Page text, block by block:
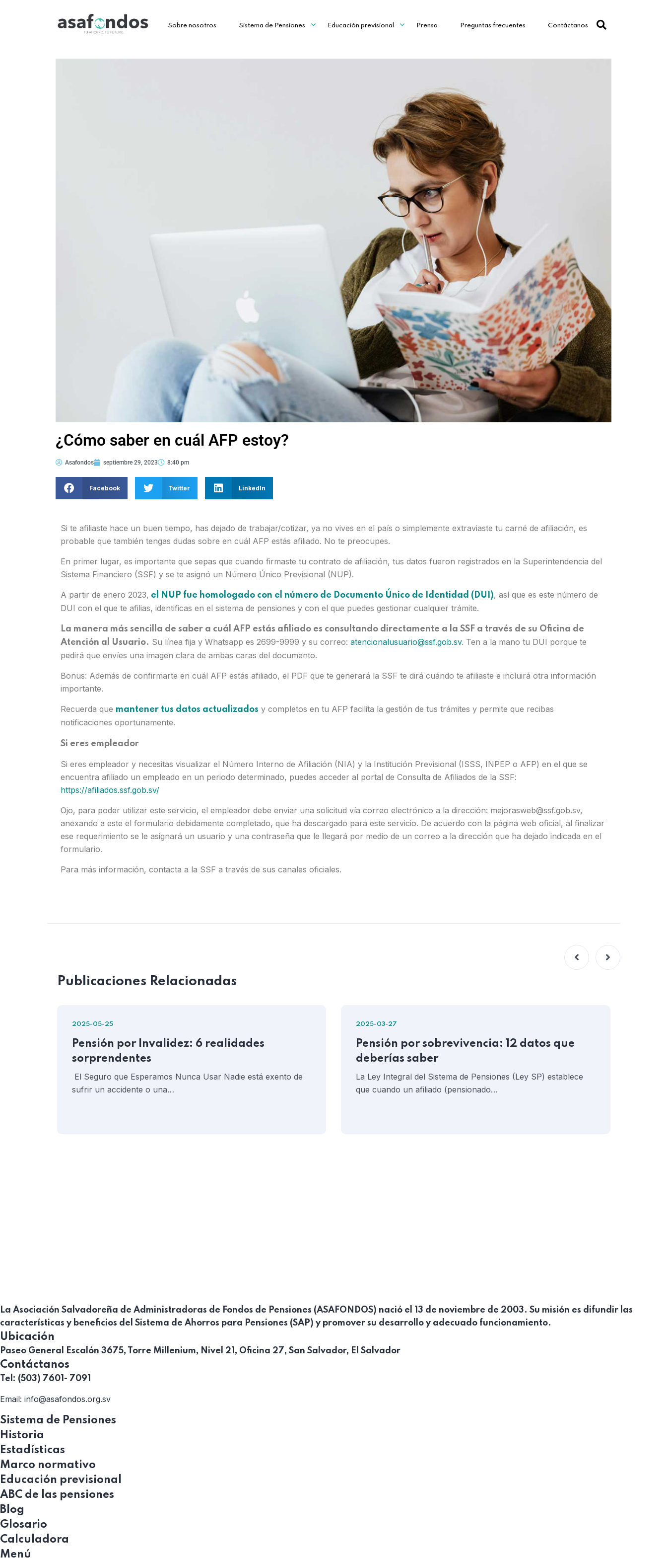
Sobre nosotros Sistema de Pensiones Educación previsional Prensa Preguntas frecuentes Contáctanos
¿Cómo saber en cuál AFP estoy?
Asafondos septiembre 29, 2023 8:40 pm
Facebook Twitter LinkedIn
Si te afiliaste hace un buen tiempo, has dejado de trabajar/cotizar, ya no vives en el país o simplemente extraviaste tu carné de afiliación, es
probable que también tengas dudas sobre en cuál AFP estás afiliado. No te preocupes.
En primer lugar, es importante que sepas que cuando firmaste tu contrato de afiliación, tus datos fueron registrados en la Superintendencia del
Sistema Financiero (SSF) y se te asignó un Número Único Previsional (NUP).
A partir de enero 2023, el NUP fue homologado con el número de Documento Único de Identidad (DUI), así que es este número de
DUI con el que te afilias, identificas en el sistema de pensiones y con el que puedes gestionar cualquier trámite.
La manera más sencilla de saber a cuál AFP estás afiliado es consultando directamente a la SSF a través de su Oficina de
Atención al Usuario. Su línea fija y Whatsapp es 2699-9999 y su correo: atencionalusuario@ssf.gob.sv. Ten a la mano tu DUI porque te
pedirá que envíes una imagen clara de ambas caras del documento.
Bonus: Además de confirmarte en cuál AFP estás afiliado, el PDF que te generará la SSF te dirá cuándo te afiliaste e incluirá otra información
importante.
Recuerda que mantener tus datos actualizados y completos en tu AFP facilita la gestión de tus trámites y permite que recibas
notificaciones oportunamente.
Si eres empleador
Si eres empleador y necesitas visualizar el Número Interno de Afiliación (NIA) y la Institución Previsional (ISSS, INPEP o AFP) en el que se
encuentra afiliado un empleado en un periodo determinado, puedes acceder al portal de Consulta de Afiliados de la SSF:
https://afiliados.ssf.gob.sv/
Ojo, para poder utilizar este servicio, el empleador debe enviar una solicitud vía correo electrónico a la dirección: mejorasweb@ssf.gob.sv,
anexando a este el formulario debidamente completado, que ha descargado para este servicio. De acuerdo con la página web oficial, al finalizar
ese requerimiento se le asignará un usuario y una contraseña que le llegará por medio de un correo a la dirección que ha dejado indicada en el
formulario.
Para más información, contacta a la SSF a través de sus canales oficiales.
Publicaciones Relacionadas
2025-05-25
Pensión por Invalidez: 6 realidades
sorprendentes
El Seguro que Esperamos Nunca Usar Nadie está exento de
sufrir un accidente o una…
2025-03-27
Pensión por sobrevivencia: 12 datos que
deberías saber
La Ley Integral del Sistema de Pensiones (Ley SP) establece
que cuando un afiliado (pensionado…
La Asociación Salvadoreña de Administradoras de Fondos de Pensiones (ASAFONDOS) nació el 13 de noviembre de 2003. Su misión es difundir las
características y beneficios del Sistema de Ahorros para Pensiones (SAP) y promover su desarrollo y adecuado funcionamiento.
Ubicación
Paseo General Escalón 3675, Torre Millenium, Nivel 21, Oficina 27, San Salvador, El Salvador
Contáctanos
Tel: (503) 7601- 7091
Email: info@asafondos.org.sv
Sistema de Pensiones
Historia
Estadísticas
Marco normativo
Educación previsional
ABC de las pensiones
Blog
Glosario
Calculadora
Menú